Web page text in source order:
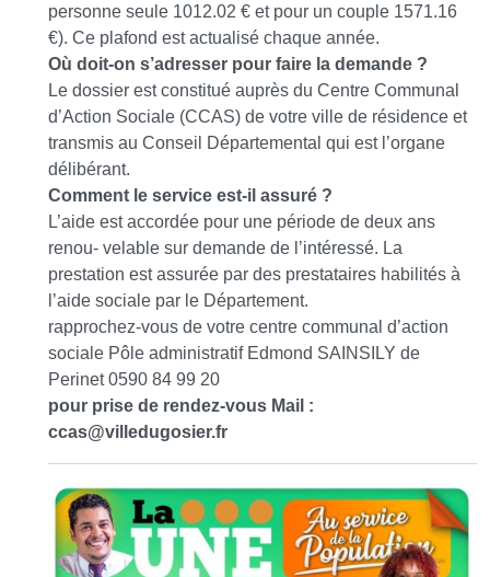
personne seule 1012.02 € et pour un couple 1571.16
€). Ce plafond est actualisé chaque année.
Où doit-on s’adresser pour faire la demande ?
Le dossier est constitué auprès du Centre Communal
d’Action Sociale (CCAS) de votre ville de résidence et
transmis au Conseil Départemental qui est l’organe
délibérant.
Comment le service est-il assuré ?
L’aide est accordée pour une période de deux ans
renou- velable sur demande de l’intéressé. La
prestation est assurée par des prestataires habilités à
l’aide sociale par le Département.
rapprochez-vous de votre centre communal d’action
sociale Pôle administratif Edmond SAINSILY de
Perinet 0590 84 99 20
pour prise de rendez-vous Mail :
ccas@villedugosier.fr